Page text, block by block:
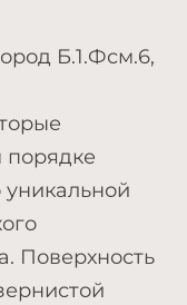
Б.1.Фсм.6,
порядке
Поверхность